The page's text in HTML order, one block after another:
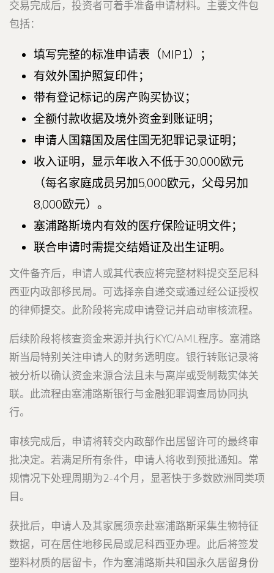
交易完成后，投资者可着手准备申请材料。主要文件包
包括：
填写完整的标准申请表（MIP1）；
有效外国护照复印件；
带有登记标记的房产购买协议；
全额付款收据及境外资金到账证明；
申请人国籍国及居住国无犯罪记录证明；
收入证明，显示年收入不低于30,000欧元
（每名家庭成员另加5,000欧元，父母另加
8,000欧元）。
塞浦路斯境内有效的医疗保险证明文件；
联合申请时需提交结婚证及出生证明。
文件备齐后，申请人或其代表应将完整材料提交至尼科
西亚内政部移民局。可选择亲自递交或通过经公证授权
的律师提交。此阶段将完成申请登记并启动审核流程。
后续阶段将核查资金来源并执行KYC/AML程序。塞浦路
斯当局特别关注申请人的财务透明度。银行转账记录将
被分析以确认资金来源合法且未与离岸或受制裁实体关
联。此流程由塞浦路斯银行与金融犯罪调查局协同执
行。
审核完成后，申请将转交内政部作出居留许可的最终审
批决定。若满足所有条件，申请人将收到预批通知。常
规情况下处理周期为2-4个月，显著快于多数欧洲同类项
目。
获批后，申请人及其家属须亲赴塞浦路斯采集生物特征
数据，可在居住地移民局或尼科西亚办理。此后将签发
塑料材质的居留卡，作为塞浦路斯共和国永久居留身份